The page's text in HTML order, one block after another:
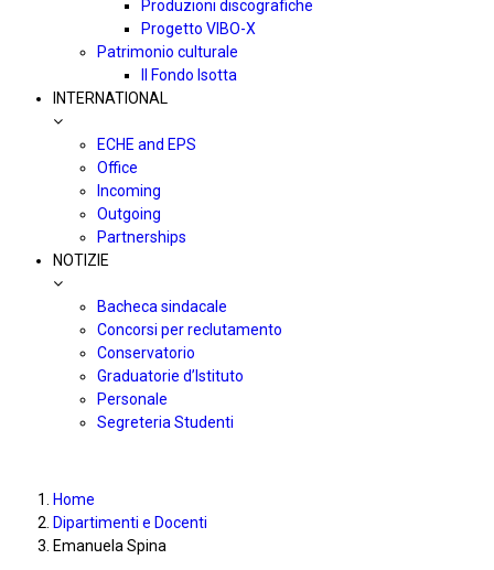
Produzioni discografiche
Progetto VIBO-X
Patrimonio culturale
Il Fondo Isotta
INTERNATIONAL
ECHE and EPS
Office
Incoming
Outgoing
Partnerships
NOTIZIE
Bacheca sindacale
Concorsi per reclutamento
Conservatorio
Graduatorie d’Istituto
Personale
Segreteria Studenti
Home
Dipartimenti e Docenti
Emanuela Spina